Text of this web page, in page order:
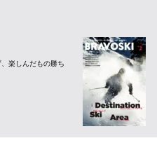
楽しんだもの勝ち